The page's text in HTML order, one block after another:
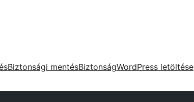
Biztonsági mentésBiztonságWordPress letöltése